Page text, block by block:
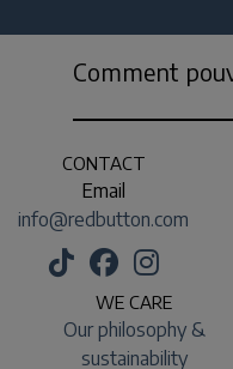
Comment
CONTACT
Email
info@redbutton.com
WE CARE
Our philosophy &
sustainability